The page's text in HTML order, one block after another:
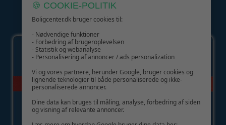
GIV GLÆDE MED ET GAVEKORT!
🍪 COOKIE-POLITIK
Boligcenter.dk bruger cookies til:
- Nødvendige funktioner
- Forbedring af brugeroplevelsen
- Statistik og webanalyse
- Personalisering af annoncer / ads personalization
Vi og vores partnere, herunder Google, bruger cookies og
lignende teknologier til både personaliserede og ikke-
personaliserede annoncer.
Dine data kan bruges til måling, analyse, forbedring af siden
og visning af relevante annoncer.